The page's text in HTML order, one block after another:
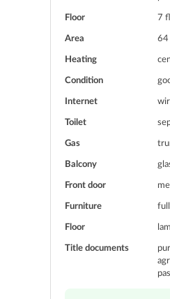
Floor 7
Area 64
Heating
Condition
Internet
Toilet
Gas
Balcony
Front door
Furniture
Floor
Title documents